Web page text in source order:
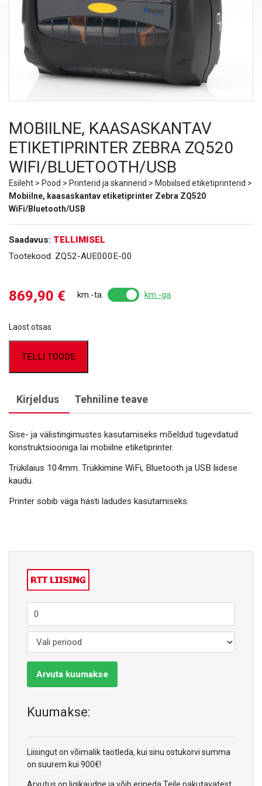
MOBIILNE, KAASASKANTAV
ETIKETIPRINTER ZEBRA ZQ520
WIFI/BLUETOOTH/USB
Esileht > Pood > Printerid ja skannerid > Mobiilsed etiketiprinterid >
Mobiilne, kaasaskantav etiketiprinter Zebra ZQ520
WiFi/Bluetooth/USB
Saadavus: TELLIMISEL
Tootekood: ZQ52-AUE000E-00
869,90 € km.-ta km.-ga
Laost otsas
TELLI TOODE
Kirjeldus Tehniline teave
Sise- ja välistingimustes kasutamiseks mõeldud tugevdatud
konstruktsiooniga lai mobiilne etiketiprinter.
Trükilaius 104mm. Trükkimine WiFi, Bluetooth ja USB liidese
kaudu.
Printer sobib väga hästi ladudes kasutamiseks.
Arvuta kuumakse
Kuumakse:
Liisingut on võimalik taotleda, kui sinu ostukorvi summa
on suurem kui 900€!